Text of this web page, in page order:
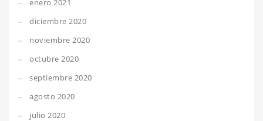
enero 2021
diciembre 2020
noviembre 2020
octubre 2020
septiembre 2020
agosto 2020
julio 2020